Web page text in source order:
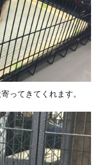
ってきてくれます。